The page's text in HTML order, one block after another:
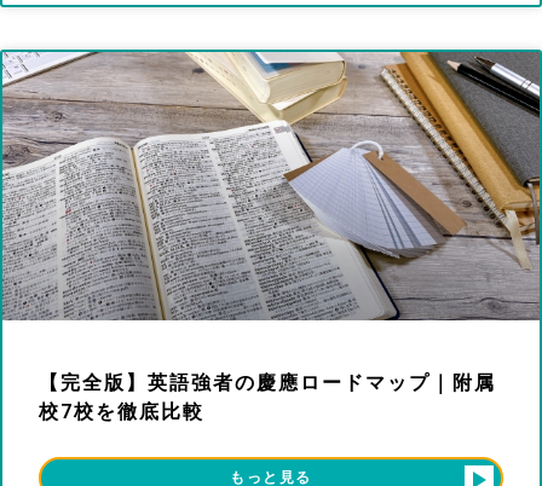
【完全版】英語強者の慶應ロードマップ｜附属
校7校を徹底比較
もっと見る